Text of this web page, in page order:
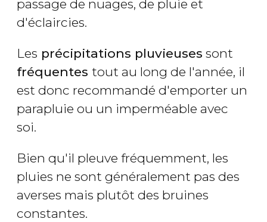
passage de nuages, de pluie et
d'éclaircies.
Les précipitations pluvieuses sont
fréquentes tout au long de l'année, il
est donc recommandé d'emporter un
parapluie ou un imperméable avec
soi.
Bien qu'il pleuve fréquemment, les
pluies ne sont généralement pas des
averses mais plutôt des bruines
constantes.